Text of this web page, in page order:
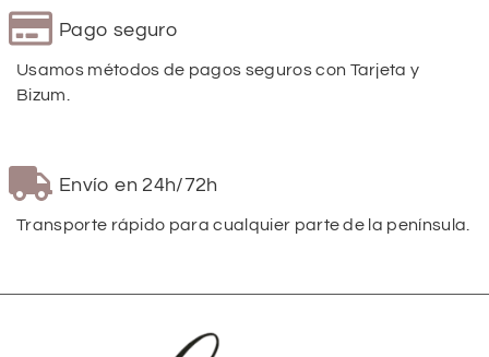
Pago seguro
Usamos métodos de pagos seguros con Tarjeta y
Bizum.
Envío en 24h/72h
Transporte rápido para cualquier parte de la península.